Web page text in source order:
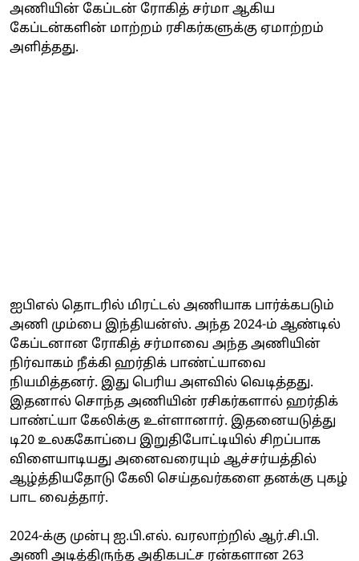
அணியின் கேப்டன் ரோகித் சர்மா ஆகிய
கேப்டன்களின் மாற்றம் ரசிகர்களுக்கு ஏமாற்றம்
அளித்தது.
ஐபிஎல் தொடரில் மிரட்டல் அணியாக பார்க்கபடும்
அணி மும்பை இந்தியன்ஸ். அந்த 2024-ம் ஆண்டில்
கேப்டனான ரோகித் சர்மாவை அந்த அணியின்
நிர்வாகம் நீக்கி ஹர்திக் பாண்ட்யாவை
நியமித்தனர். இது பெரிய அளவில் வெடித்தது.
இதனால் சொந்த அணியின் ரசிகர்களால் ஹர்திக்
பாண்ட்யா கேலிக்கு உள்ளானார். இதனையடுத்து
டி20 உலககோப்பை இறுதிபோட்டியில் சிறப்பாக
விளையாடியது அனைவரையும் ஆச்சர்யத்தில்
ஆழ்த்தியதோடு கேலி செய்தவர்களை தனக்கு புகழ்
பாட வைத்தார்.
2024-க்கு முன்பு ஐ.பி.எல். வரலாற்றில் ஆர்.சி.பி.
அணி அடித்திருந்த அதிகபட்ச ரன்களான 263